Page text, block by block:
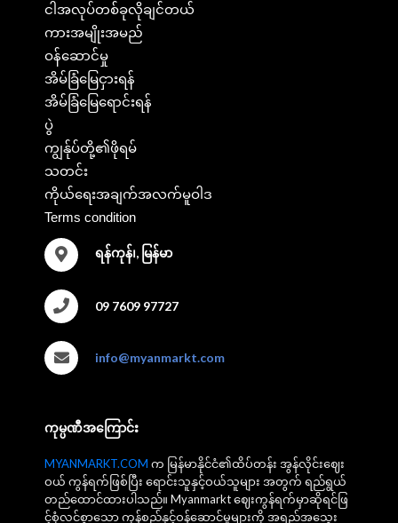
ငါအလုပ်တစ်ခုလိုချင်တယ်
ကားအမျိုးအမည်
ဝန်ဆောင်မှု
အိမ်ခြံမြေငှားရန်
အိမ်ခြံမြေရောင်းရန်
ပွဲ
ကျွန်ုပ်တို့၏ဖိုရမ်
သတင်း
ကိုယ်ရေးအချက်အလက်မူဝါဒ
Terms condition
ရန်ကုန်၊, မြန်မာ
09 7609 97727
info@myanmarkt.com
ကုမ္ပဏီအကြောင်း
MYANMARKT.COM က မြန်မာနိုင်ငံ၏ထိပ်တန်း အွန်လိုင်းဈေး
ဝယ် ကွန်ရက်ဖြစ်ပြီး ရောင်းသူနှင့်ဝယ်သူများ အတွက် ရည်ရွယ်
တည်ထောင်ထားပါသည်။ Myanmarkt ဈေးကွန်ရက်မှာဆိုရင်ဖြ
င့်စုံလင်စွာသော ကုန်စည်နှင့်ဝန်ဆောင်မှုများကို အရည်အသွေး